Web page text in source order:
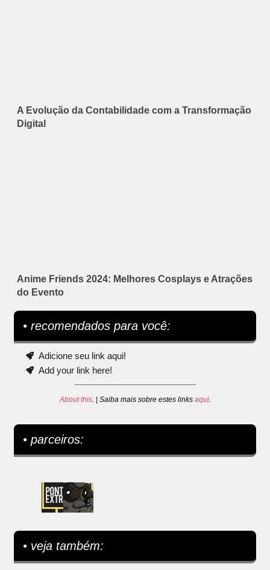
A Evolução da Contabilidade com a Transformação
Digital
Anime Friends 2024: Melhores Cosplays e Atrações
do Evento
• recomendados para você:
Adicione seu link aqui!
Add your link here!
About this. | Saiba mais sobre estes links aqui.
• parceiros:
• veja também: